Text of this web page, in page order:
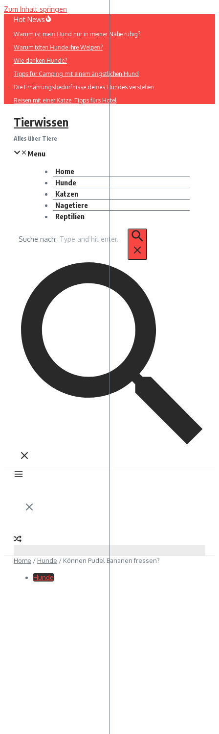
Zum Inhalt springen
Hot News
Warum ist mein Hund nur in meiner Nähe ruhig?
Warum töten Hunde ihre Welpen?
Wie denken Hunde?
Tipps für Camping mit einem ängstlichen Hund
Die Ernährungsbedürfnisse deines Hundes verstehen
Reisen mit einer Katze: Tipps fürs Hotel
Tierwissen
Alles über Tiere
Menu
Home
Hunde
Katzen
Nagetiere
Reptilien
Suche nach:
Home / Hunde / Können Pudel Bananen fressen?
Hunde